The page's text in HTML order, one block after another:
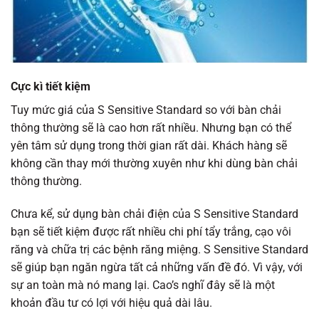
Cực kì tiết kiệm
Tuy mức giá của S Sensitive Standard so với bàn chải
thông thường sẽ là cao hơn rất nhiều. Nhưng bạn có thể
yên tâm sử dụng trong thời gian rất dài. Khách hàng sẽ
không cần thay mới thường xuyên như khi dùng bàn chải
thông thường.
Chưa kể, sử dụng bàn chải điện của S Sensitive Standard
bạn sẽ tiết kiệm được rất nhiều chi phí tẩy trắng, cạo vôi
răng và chữa trị các bệnh răng miệng. S Sensitive Standard
sẽ giúp bạn ngăn ngừa tất cả những vấn đề đó. Vì vậy, với
sự an toàn mà nó mang lại. Cao’s nghĩ đây sẽ là một
khoản đầu tư có lợi với hiệu quả dài lâu.